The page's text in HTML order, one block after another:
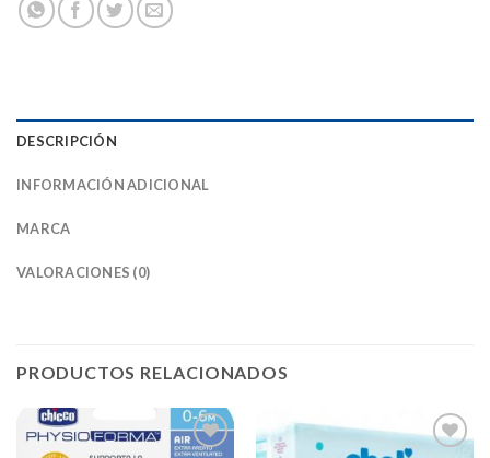
DESCRIPCIÓN
INFORMACIÓN ADICIONAL
MARCA
VALORACIONES (0)
PRODUCTOS RELACIONADOS